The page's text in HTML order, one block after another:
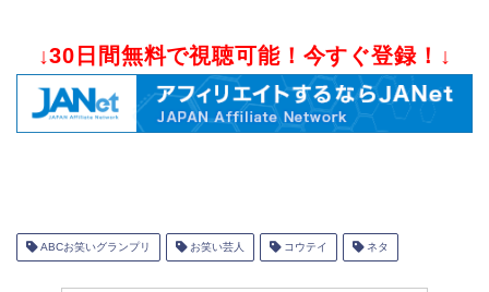
↓30日間無料で視聴可能！今すぐ登録！↓
ABCお笑いグランプリ お笑い芸人 コウテイ ネタ